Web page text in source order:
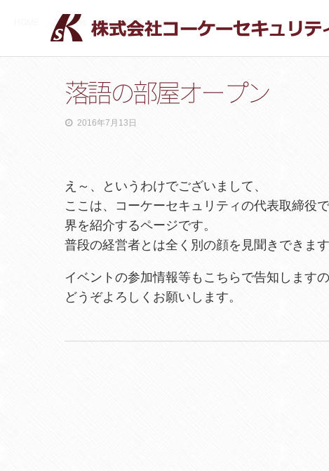
落語情報 落語の部屋オープン
落語の部屋オープン
2016年7月13日
え～、というわけでございまして、
ここは、コーケーセキュリティの代表取締役
界を紹介するページです。
普段の経営者とは全く別の顔を見聞きできます
イベントの参加情報等もこちらで告知します
どうぞよろしくお願いします。